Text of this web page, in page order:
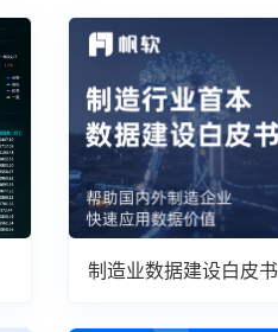
制造业数据建设白皮书